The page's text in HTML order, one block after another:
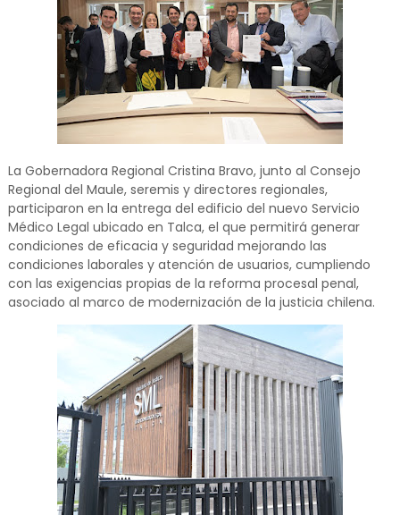
La Gobernadora Regional Cristina Bravo, junto al Consejo
Regional del Maule, seremis y directores regionales,
participaron en la entrega del edificio del nuevo Servicio
Médico Legal ubicado en Talca, el que permitirá generar
condiciones de eficacia y seguridad mejorando las
condiciones laborales y atención de usuarios, cumpliendo
con las exigencias propias de la reforma procesal penal,
asociado al marco de modernización de la justicia chilena.